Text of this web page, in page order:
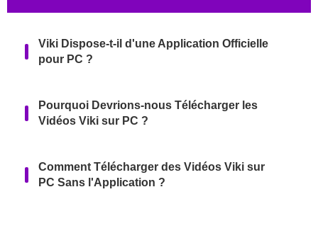
Viki Dispose-t-il d'une Application Officielle
pour PC ?
Pourquoi Devrions-nous Télécharger les
Vidéos Viki sur PC ?
Comment Télécharger des Vidéos Viki sur
PC Sans l'Application ?